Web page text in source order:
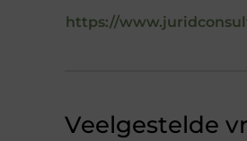
https://
Veelgestelde